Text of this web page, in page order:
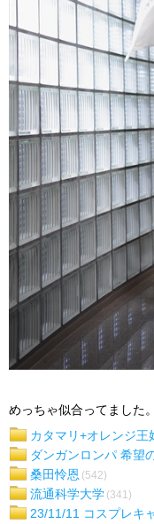
めっちゃ似合ってました。
カタマリ+オレンジ王
ダンガンロンパ 希望
桑田怜恩 (542)
流通科学大学 (341)
23/11/11 コスプレキ